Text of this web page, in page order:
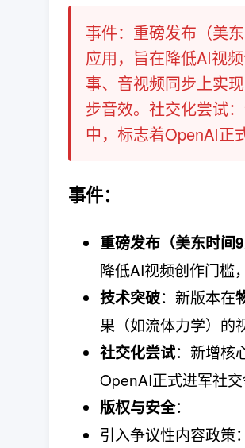
事件：​​重磅发布（美
应用，旨在降低AI视
事、音视频同步上实
步音效。​社交化尝试​
中，标志着OpenAI正
事件：
重磅发布（美东时间9
降低AI视频创作门槛
技术突破​：新版本在
果（如流体力学）的
社交化尝试：新增核
OpenAI正式进军社
版权与安全​：
引入争议性内容政策